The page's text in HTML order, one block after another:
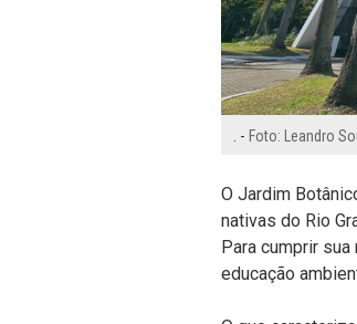
. - Foto: Leandro
O Jardim
nativas do Rio
Para cumprir
educação